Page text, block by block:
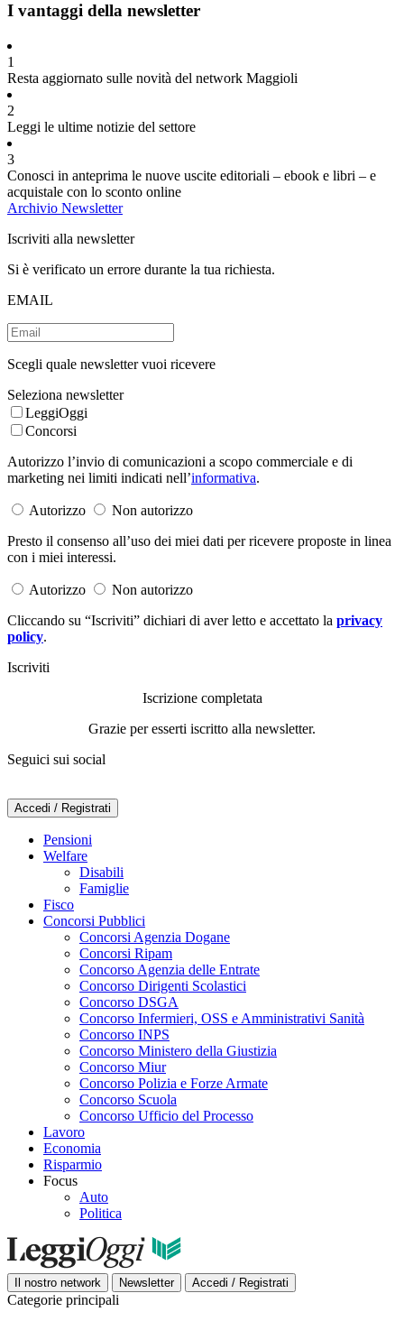
I vantaggi della newsletter
1
Resta aggiornato sulle novità del network Maggioli
2
Leggi le ultime notizie del settore
3
Conosci in anteprima le nuove uscite editoriali – ebook e libri – e
acquistale con lo sconto online
Archivio Newsletter
Iscriviti alla newsletter
Si è verificato un errore durante la tua richiesta.
EMAIL
Scegli quale newsletter vuoi ricevere
Seleziona newsletter
LeggiOggi
Concorsi
Autorizzo l’invio di comunicazioni a scopo commerciale e di
marketing nei limiti indicati nell’informativa.
Autorizzo
Non autorizzo
Presto il consenso all’uso dei miei dati per ricevere proposte in linea
con i miei interessi.
Autorizzo
Non autorizzo
Cliccando su “Iscriviti” dichiari di aver letto e accettato la privacy
policy.
Iscriviti
Iscrizione completata
Grazie per esserti iscritto alla newsletter.
Seguici sui social
Accedi / Registrati
Pensioni
Welfare
Disabili
Famiglie
Fisco
Concorsi Pubblici
Concorsi Agenzia Dogane
Concorsi Ripam
Concorso Agenzia delle Entrate
Concorso Dirigenti Scolastici
Concorso DSGA
Concorso Infermieri, OSS e Amministrativi Sanità
Concorso INPS
Concorso Ministero della Giustizia
Concorso Miur
Concorso Polizia e Forze Armate
Concorso Scuola
Concorso Ufficio del Processo
Lavoro
Economia
Risparmio
Focus
Auto
Politica
Il nostro network Newsletter Accedi / Registrati
Categorie principali